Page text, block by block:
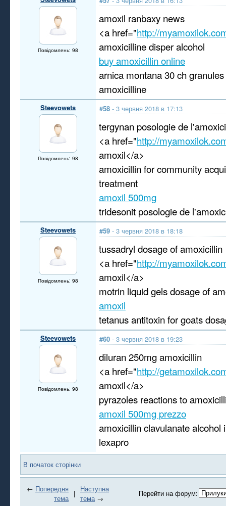
Повідомлень: 98
amoxil ranbaxy news
<a href="http://
amoxicilline disper alcohol
buy amoxicillin online
arnica montana 30 ch
amoxicilline
Steevowets
Повідомлень: 98
#58 - 3 червня 2018 в 17:13
tergynan posologie de
<a href="http://
amoxil</a>
amoxicillin for community
treatment
amoxil 500mg
tridesonit posologie de
Steevowets
Повідомлень: 98
#59 - 3 червня 2018 в 18:18
tussadryl dosage of amoxicillin
<a href="http://
amoxil</a>
motrin liquid gels dosage of
amoxil
tetanus antitoxin for goats
Steevowets
Повідомлень: 98
#60 - 3 червня 2018 в 19:23
diluran 250mg amoxicillin
<a href="http://
amoxil</a>
pyrazoles reactions to
amoxil 500mg prezzo
amoxicillin clavulanate alcohol
lexapro
В початок сторінки
← Попередня
тема
| Наступна
тема→
Перейти на форум: